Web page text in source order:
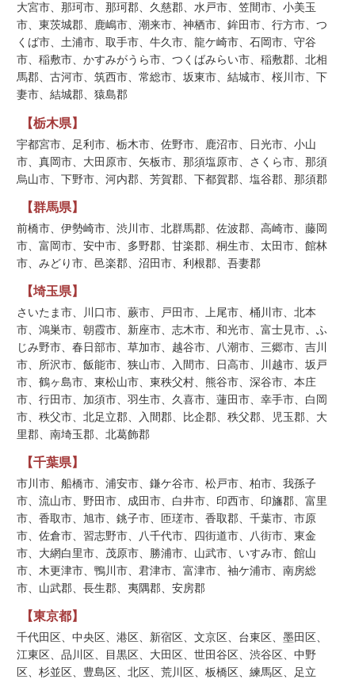
大宮市、那珂市、那珂郡、久慈郡、水戸市、笠間市、小美玉
市、東茨城郡、鹿嶋市、潮来市、神栖市、鉾田市、行方市、つ
くば市、土浦市、取手市、牛久市、龍ケ崎市、石岡市、守谷
市、稲敷市、かすみがうら市、つくばみらい市、稲敷郡、北相
馬郡、古河市、筑西市、常総市、坂東市、結城市、桜川市、下
妻市、結城郡、猿島郡
【栃木県】
宇都宮市、足利市、栃木市、佐野市、鹿沼市、日光市、小山
市、真岡市、大田原市、矢板市、那須塩原市、さくら市、那須
烏山市、下野市、河内郡、芳賀郡、下都賀郡、塩谷郡、那須郡
【群馬県】
前橋市、伊勢崎市、渋川市、北群馬郡、佐波郡、高崎市、藤岡
市、富岡市、安中市、多野郡、甘楽郡、桐生市、太田市、館林
市、みどり市、邑楽郡、沼田市、利根郡、吾妻郡
【埼玉県】
さいたま市、川口市、蕨市、戸田市、上尾市、桶川市、北本
市、鴻巣市、朝霞市、新座市、志木市、和光市、富士見市、ふ
じみ野市、春日部市、草加市、越谷市、八潮市、三郷市、吉川
市、所沢市、飯能市、狭山市、入間市、日高市、川越市、坂戸
市、鶴ヶ島市、東松山市、東秩父村、熊谷市、深谷市、本庄
市、行田市、加須市、羽生市、久喜市、蓮田市、幸手市、白岡
市、秩父市、北足立郡、入間郡、比企郡、秩父郡、児玉郡、大
里郡、南埼玉郡、北葛飾郡
【千葉県】
市川市、船橋市、浦安市、鎌ケ谷市、松戸市、柏市、我孫子
市、流山市、野田市、成田市、白井市、印西市、印旛郡、富里
市、香取市、旭市、銚子市、匝瑳市、香取郡、千葉市、市原
市、佐倉市、習志野市、八千代市、四街道市、八街市、東金
市、大網白里市、茂原市、勝浦市、山武市、いすみ市、館山
市、木更津市、鴨川市、君津市、富津市、袖ケ浦市、南房総
市、山武郡、長生郡、夷隅郡、安房郡
【東京都】
千代田区、中央区、港区、新宿区、文京区、台東区、墨田区、
江東区、品川区、目黒区、大田区、世田谷区、渋谷区、中野
区、杉並区、豊島区、北区、荒川区、板橋区、練馬区、足立